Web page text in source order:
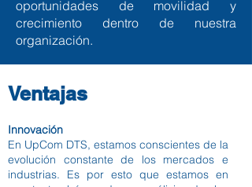
oportunidades de movilidad y
crecimiento dentro de nuestra
organización.
Ventajas
Innovación
En UpCom DTS, estamos conscientes de la
evolución constante de los mercados e
industrias. Es por esto que estamos en